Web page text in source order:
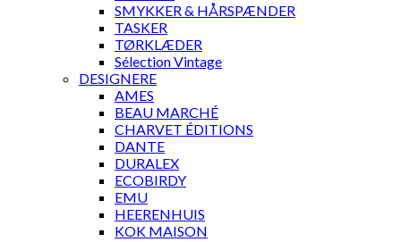
SMYKKER & HÅRSPÆNDER
TASKER
TØRKLÆDER
Sélection Vintage
DESIGNERE
AMES
BEAU MARCHÉ
CHARVET ÉDITIONS
DANTE
DURALEX
ECOBIRDY
EMU
HEERENHUIS
KOK MAISON